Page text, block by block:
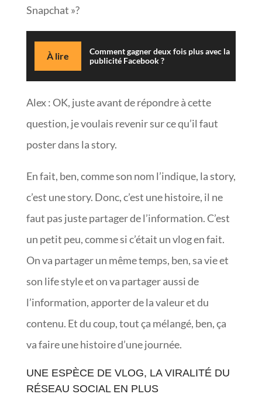
Snapchat »?
À lire
Comment gagner deux fois plus avec la
publicité Facebook ?
Alex : OK, juste avant de répondre à cette
question, je voulais revenir sur ce qu’il faut
poster dans la story.
En fait, ben, comme son nom l’indique, la story,
c’est une story. Donc, c’est une histoire, il ne
faut pas juste partager de l’information. C’est
un petit peu, comme si c’était un vlog en fait.
On va partager un même temps, ben, sa vie et
son life style et on va partager aussi de
l’information, apporter de la valeur et du
contenu. Et du coup, tout ça mélangé, ben, ça
va faire une histoire d’une journée.
UNE ESPÈCE DE VLOG, LA VIRALITÉ DU
RÉSEAU SOCIAL EN PLUS